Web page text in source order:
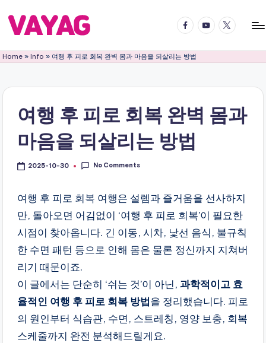
Skip
content
A
Y
G
여
행
로
그
내
외
FacebookYouTubeTwitter
Home » Info » 여행 후 피로 회복 완벽 몸과 마음을 되살리는 방법
여행 후 피로 회복 완벽 몸과
마음을 되살리는 방법
2025-10-30 No Comments
여행 후 피로 회복 여행은 설렘과 즐거움을 선사하지
만, 돌아오면 어김없이 ‘여행 후 피로 회복’이 필요한
시점이 찾아옵니다. 긴 이동, 시차, 낯선 음식, 불규칙
한 수면 패턴 등으로 인해 몸은 물론 정신까지 지쳐버
리기 때문이죠.
이 글에서는 단순히 ‘쉬는 것’이 아닌, 과학적이고 효
율적인 여행 후 피로 회복 방법을 정리했습니다. 피로
의 원인부터 식습관, 수면, 스트레칭, 영양 보충, 회복
스케줄까지 완전 분석해드릴게요.